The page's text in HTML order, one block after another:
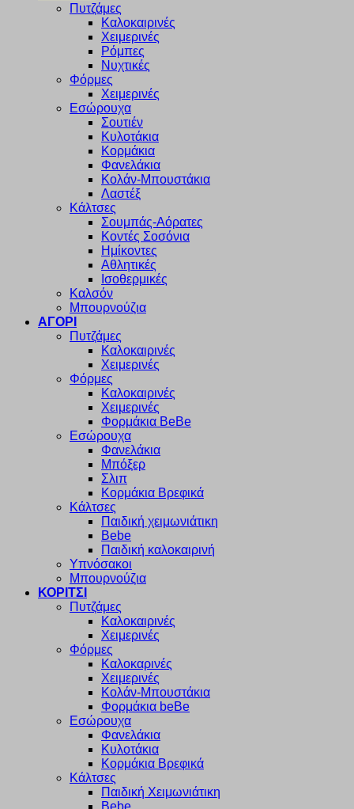
Πυτζάμες
Καλοκαιρινές
Χειμερινές
Ρόμπες
Νυχτικές
Φόρμες
Χειμερινές
Εσώρουχα
Σουτιέν
Κυλοτάκια
Κορμάκια
Φανελάκια
Κολάν-Μπουστάκια
Λαστέξ
Κάλτσες
Σουμπάς-Αόρατες
Κοντές Σοσόνια
Ημίκοντες
Αθλητικές
Ισοθερμικές
Καλσόν
Μπουρνούζια
ΑΓΟΡΙ
Πυτζάμες
Καλοκαιρινές
Χειμερινές
Φόρμες
Καλοκαιρινές
Χειμερινές
Φορμάκια BeBe
Εσώρουχα
Φανελάκια
Μπόξερ
Σλιπ
Κορμάκια Βρεφικά
Κάλτσες
Παιδική χειμωνιάτικη
Bebe
Παιδική καλοκαιρινή
Υπνόσακοι
Μπουρνούζια
ΚΟΡΙΤΣΙ
Πυτζάμες
Καλοκαιρινές
Χειμερινές
Φόρμες
Καλοκαρινές
Χειμερινές
Κολάν-Μπουστάκια
Φορμάκια beBe
Εσώρουχα
Φανελάκια
Κυλοτάκια
Κορμάκια Βρεφικά
Κάλτσες
Παιδική Χειμωνιάτικη